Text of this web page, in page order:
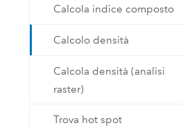
Calcola indice composto
Calcolo densità
Calcola densità (analisi
raster)
Trova hot spot